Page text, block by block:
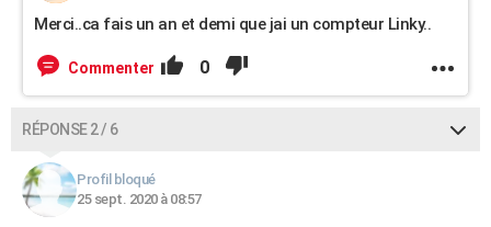
Merci..ca fais un an et demi que jai un compteur Linky..
Commenter 0
RÉPONSE 2 / 6
Profil bloqué
25 sept. 2020 à 08:57